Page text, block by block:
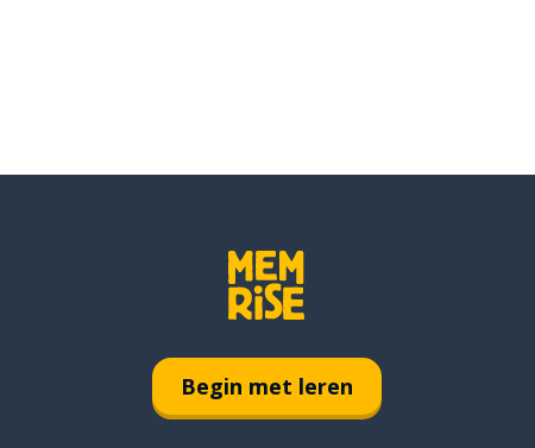
Begin met leren